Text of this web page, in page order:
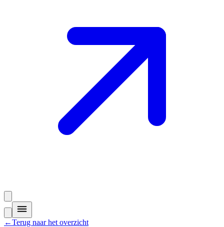
←Terug naar het overzicht